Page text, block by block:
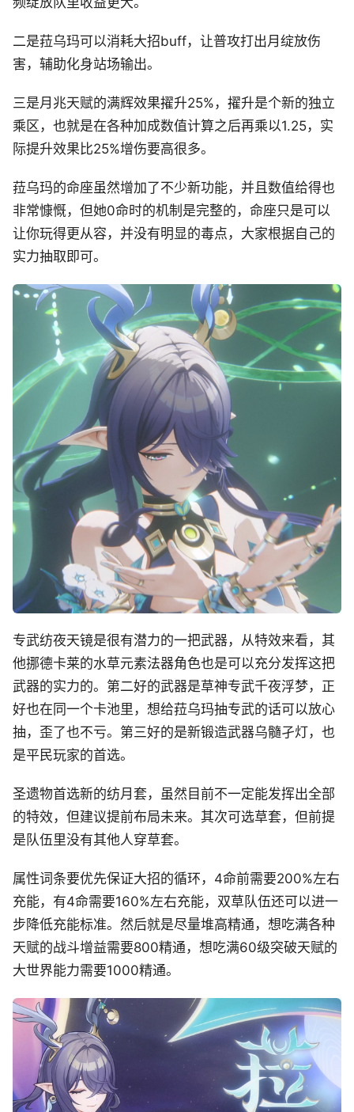
二是菈乌玛可以消耗大招buff，让普攻打出月绽放伤
害，辅助化身站场输出。
三是月兆天赋的满辉效果擢升25%，擢升是个新的独立
乘区，也就是在各种加成数值计算之后再乘以1.25，实
际提升效果比25%增伤要高很多。
菈乌玛的命座虽然增加了不少新功能，并且数值给得也
非常慷慨，但她0命时的机制是完整的，命座只是可以
让你玩得更从容，并没有明显的毒点，大家根据自己的
实力抽取即可。
专武纺夜天镜是很有潜力的一把武器，从特效来看，其
他挪德卡莱的水草元素法器角色也是可以充分发挥这把
武器的实力的。第二好的武器是草神专武千夜浮梦，正
好也在同一个卡池里，想给菈乌玛抽专武的话可以放心
抽，歪了也不亏。第三好的是新锻造武器乌髓孑灯，也
是平民玩家的首选。
圣遗物首选新的纺月套，虽然目前不一定能发挥出全部
的特效，但建议提前布局未来。其次可选草套，但前提
是队伍里没有其他人穿草套。
属性词条要优先保证大招的循环，4命前需要200%左右
充能，有4命需要160%左右充能，双草队伍还可以进一
步降低充能标准。然后就是尽量堆高精通，想吃满各种
天赋的战斗增益需要800精通，想吃满60级突破天赋的
大世界能力需要1000精通。